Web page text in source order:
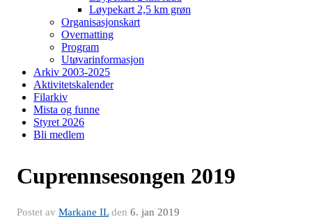
Løypekart 2,5 km grøn
Organisasjonskart
Overnatting
Program
Utøvarinformasjon
Arkiv 2003-2025
Aktivitetskalender
Filarkiv
Mista og funne
Styret 2026
Bli medlem
Cuprennsesongen 2019
Postet av Markane ILden 6. jan 2019